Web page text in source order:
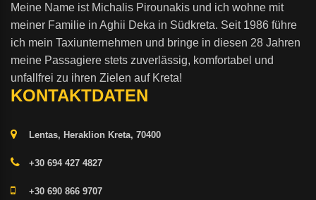
Meine Name ist Michalis Pirounakis und ich wohne mit
meiner Familie in Aghii Deka in Südkreta. Seit 1986 führe
ich mein Taxiunternehmen und bringe in diesen 28 Jahren
meine Passagiere stets zuverlässig, komfortabel und
unfallfrei zu ihren Zielen auf Kreta!
KONTAKTDATEN
Lentas, Heraklion Kreta, 70400
+30 694 427 4827
+30 690 866 9707